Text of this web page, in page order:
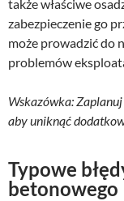
także właściwe
zabezpieczenie go
może prowadzić do
problemów
Wskazówka:
aby uniknąć
Typowe
betonowego